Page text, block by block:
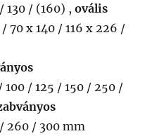
130 / (160) ,ovális
70 x 140 / 116 x 226 /
100 / 125 / 150 / 250 /
/ 260 / 300 mm